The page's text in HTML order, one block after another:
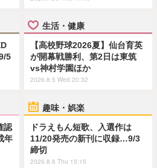
5
生活・健康
【高校野球2026夏】仙台育英
が開幕戦勝利、第2日は東筑
vs神村学園ほか
2026.8.5 Wed 20:32
認
年
趣味・娯楽
ドラえもん短歌、入選作は
11/20発売の新刊に収録…9/3
締切
2026.8.6 Thu 15:15